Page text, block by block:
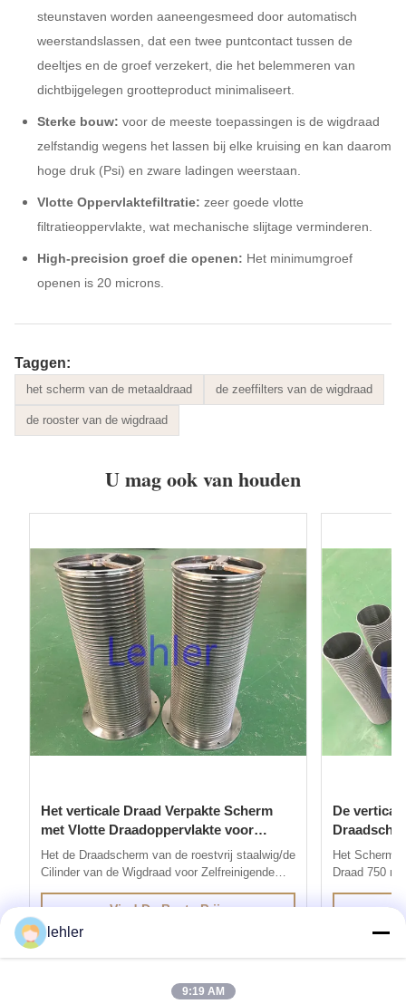
steunstaven worden aaneengesmeed door automatisch
weerstandslassen, dat een twee puntcontact tussen de
deeltjes en de groef verzekert, die het belemmeren van
dichtbijgelegen grootteproduct minimaliseert.
Sterke bouw: voor de meeste toepassingen is de wigdraad
zelfstandig wegens het lassen bij elke kruising en kan daarom
hoge druk (Psi) en zware ladingen weerstaan.
Vlotte Oppervlaktefiltratie: zeer goede vlotte
filtratieoppervlakte, wat mechanische slijtage verminderen.
High-precision groef die openen: Het minimumgroef
openen is 20 microns.
Taggen:
het scherm van de metaaldraad de zeeffilters van de wigdraad
de rooster van de wigdraad
U mag ook van houden
Het verticale Draad Verpakte Scherm
met Vlotte Draadoppervlakte voor
Zelfreinigende Filter
Het de Draadscherm van de roestvrij staalwig/de
Cilinder van de Wigdraad voor Zelfreinigende
Filter 1. Het de Draadscherm wordt van de
roestvrij staalwig geproduceerd door de methode
van elektrisch weerstandslassen, zijn de draden
met speciale profielen gelast aan het steunen
van draden bij 90 ...
Vind De Beste Prijs
De
Openen
Het
Draad 750
bij 90
lehler
9:19 AM